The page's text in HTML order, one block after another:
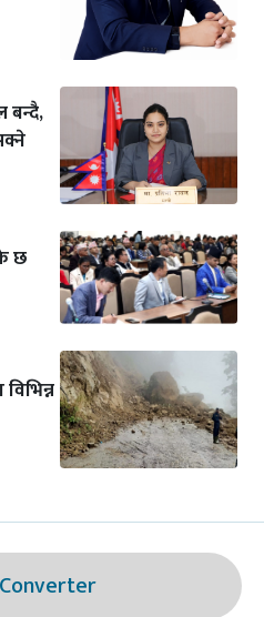
बन्दै,
छ